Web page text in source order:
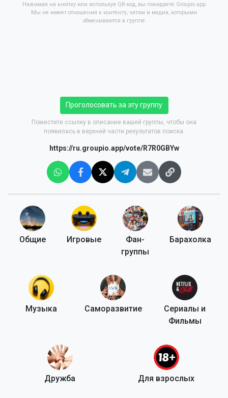
Нажимая на кнопку или используя QR-код, вы покидаете Groupio.app
Мы не имеет отношения к контенту, чатам и медиа, которыми
обмениваются в группе
Проголосовать за эту группу
Поместите ссылку в описание вашей группы, чтобы она
появилась в верхней части результатов поиска.
https://ru.groupio.app/vote/R7R0GBYw
Общие Игровые
Фан-
группы
Барахолка
Музыка Саморазвитие
Сериалы и
Фильмы
Дружба Для взрослых